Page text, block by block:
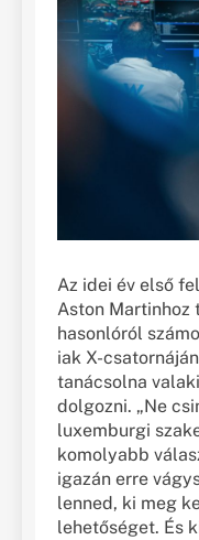
Az idei év első
Aston Martinhoz
hasonlóról
iak X-
tanácsolna
dolgozni. „Ne
luxemburgi
komolyabb
igazán erre
lenned, ki meg
lehetőséget. És